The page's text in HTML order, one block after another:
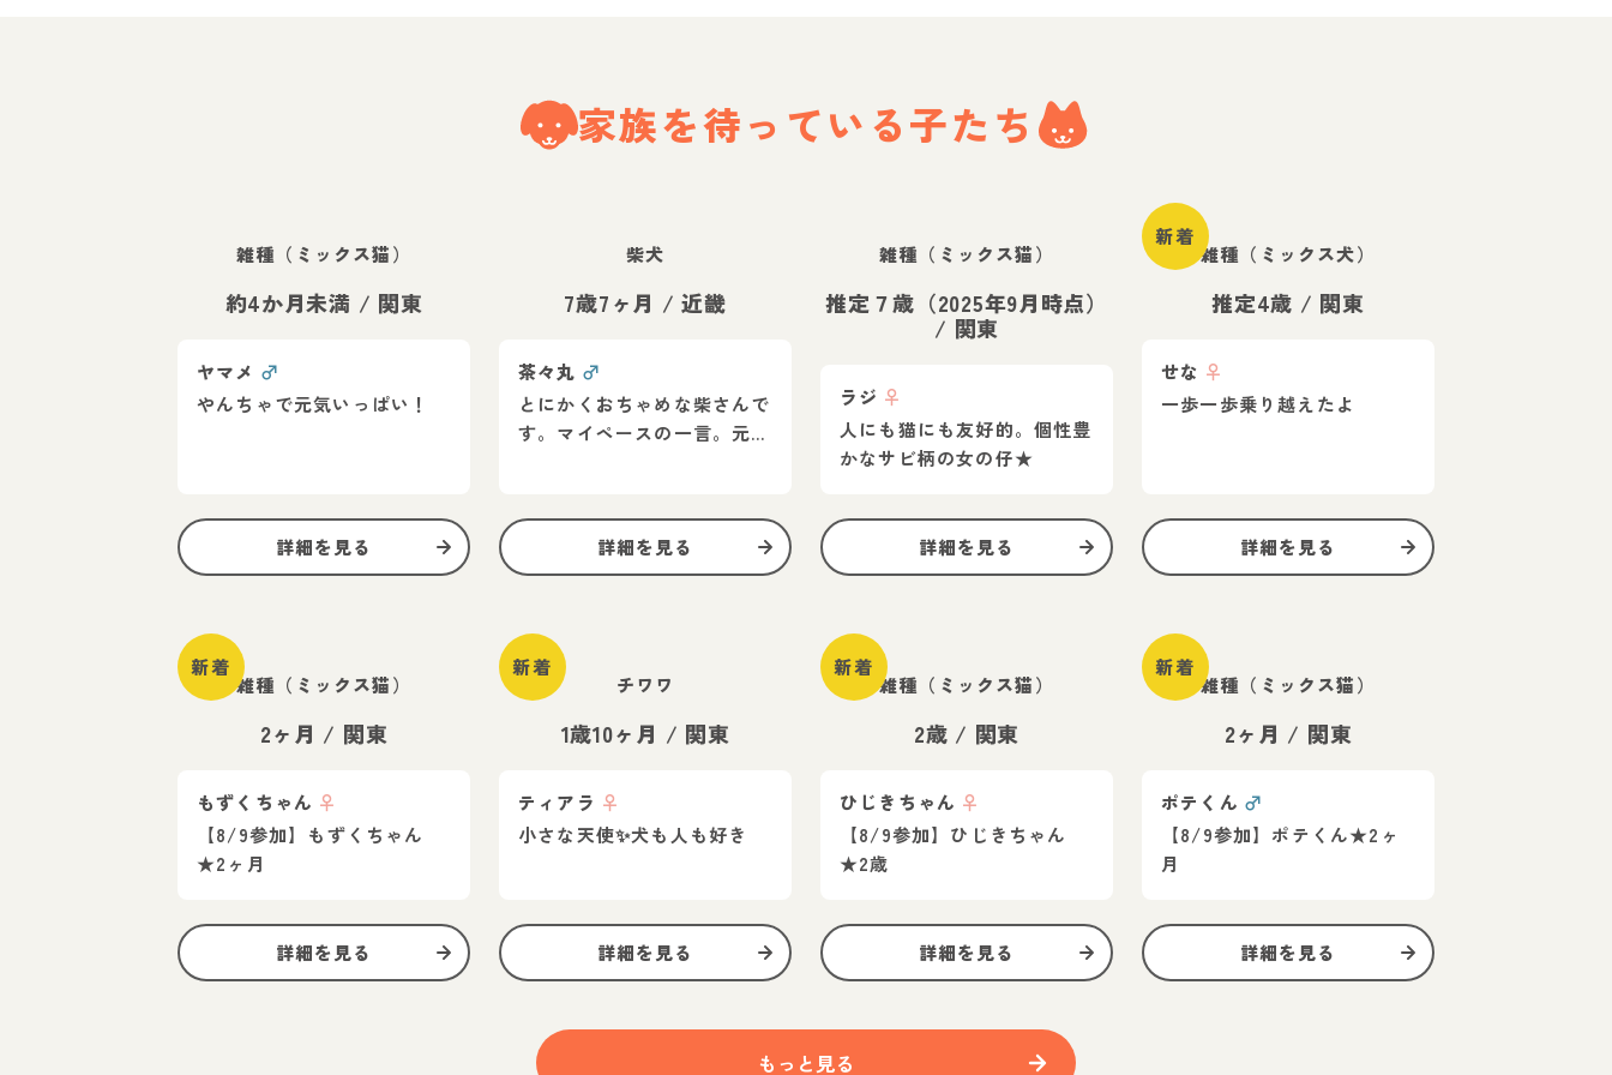
家族を待っている子たち
雑種（ミックス猫）
約4か月未満 / 関東
ヤマメ ♂
やんちゃで元気いっぱい！
詳細を見る
柴犬
7歳7ヶ月 /近畿
茶々丸 ♂
とにかくおちゃめな柴さんで
す。マイペースの一言。元気
詳細を見る
雑種（ミックス猫）
推定７歳（2025年9月時点）
/ 関東
ラジ ♀
人にも猫にも友好的。個性豊
かなサビ柄の女の仔★
詳細を見る
新着
雑種（ミックス犬）
推定4歳 / 関東
せな ♀
一歩一歩乗り越えたよ
詳細を見る
新着
雑種（ミックス猫）
2ヶ月 / 関東
もずくちゃん ♀
【8/9参加】もずくちゃん
★2ヶ月
詳細を見る
新着
チワワ
1歳10ヶ月 / 関東
ティアラ ♀
小さな天使✨️犬も人も好き
詳細を見る
新着
雑種（ミックス猫）
2歳 / 関東
ひじきちゃん ♀
【8/9参加】ひじきちゃん
★2歳
詳細を見る
新着
雑種（ミックス猫）
2ヶ月 / 関東
ポテくん ♂
【8/9参加】ポテくん★2ヶ
月
詳細を見る
もっと見る